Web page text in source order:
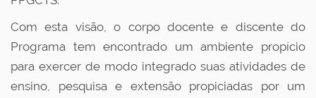
Com esta visão, o corpo docente e discente do
Programa tem encontrado um ambiente propício
para exercer de modo integrado suas atividades de
ensino, pesquisa e extensão propiciadas por um